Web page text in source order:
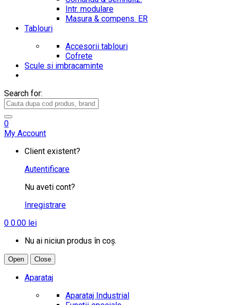
Intr. modulare
Masura & compens. ER
Tablouri
Accesorii tablouri
Cofrete
Scule si imbracaminte
Search for:
0
My Account
Client existent?
Autentificare
Nu aveti cont?
Inregistrare
0 0.00 lei
Nu ai niciun produs în coș.
Open Close
Aparataj
Aparataj Industrial